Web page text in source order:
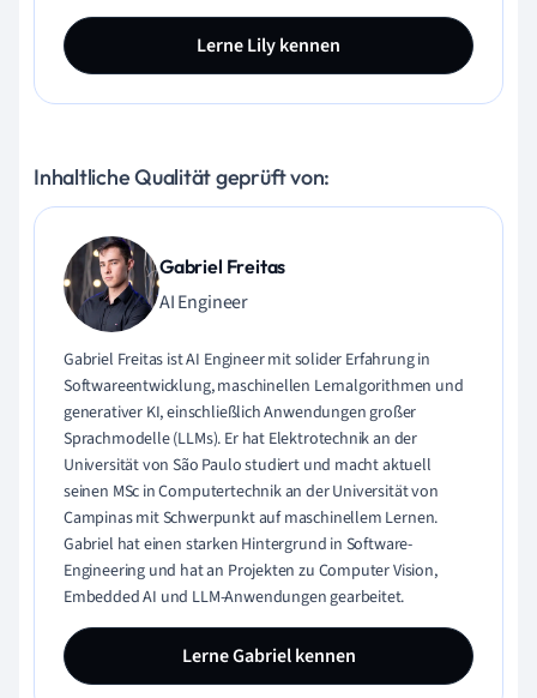
Lerne Lily kennen
Inhaltliche Qualität geprüft von:
Gabriel Freitas
AI Engineer
Gabriel Freitas ist AI Engineer mit solider Erfahrung in
Softwareentwicklung, maschinellen Lernalgorithmen und
generativer KI, einschließlich Anwendungen großer
Sprachmodelle (LLMs). Er hat Elektrotechnik an der
Universität von São Paulo studiert und macht aktuell
seinen MSc in Computertechnik an der Universität von
Campinas mit Schwerpunkt auf maschinellem Lernen.
Gabriel hat einen starken Hintergrund in Software-
Engineering und hat an Projekten zu Computer Vision,
Embedded AI und LLM-Anwendungen gearbeitet.
Lerne Gabriel kennen